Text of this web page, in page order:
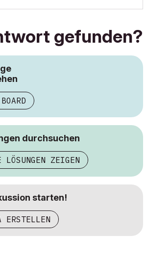
gefunden?
durchsuchen
LÖSUNGEN ZEIGEN
starten!
ERSTELLEN